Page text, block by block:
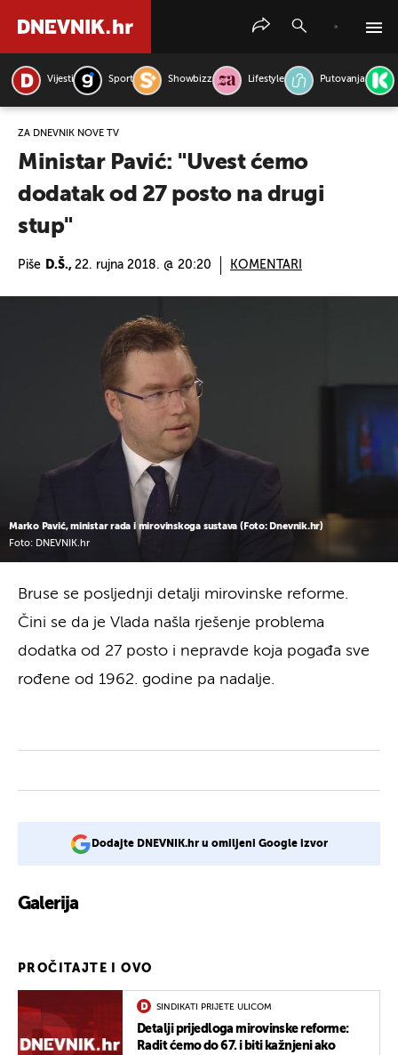
Vijesti Sport Showbizz Lifestyle Putovanja
ZA DNEVNIK NOVE TV
Ministar Pavić: "Uvest ćemo
dodatak od 27 posto na drugi
stup"
Piše D.Š., 22. rujna 2018. @ 20:20 KOMENTARI
Marko Pavić, ministar rada i mirovinskoga sustava (Foto: Dnevnik.hr)
Foto: DNEVNIK.hr
Bruse se posljednji detalji mirovinske reforme.
Čini se da je Vlada našla rješenje problema
dodatka od 27 posto i nepravde koja pogađa sve
rođene od 1962. godine pa nadalje.
Dodajte DNEVNIK.hr u omiljeni Google izvor
Galerija
PROČITAJTE I OVO
SINDIKATI PRIJETE ULICOM
Detalji prijedloga mirovinske reforme:
Radit ćemo do 67. i biti kažnjeni ako
PRETRAŽITE VIJESTI